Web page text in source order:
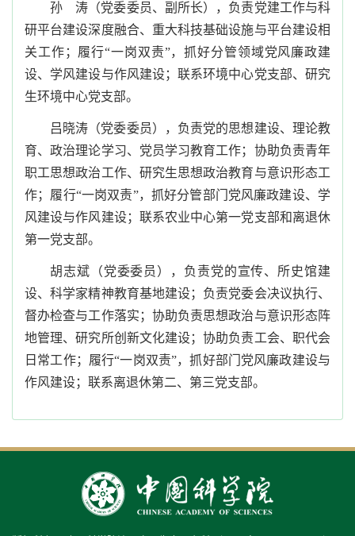
孙 涛（党委委员、副所长），负责党建工作与科
研平台建设深度融合、重大科技基础设施与平台建设相
关工作；履行“一岗双责”，抓好分管领域党风廉政建
设、学风建设与作风建设；联系环境中心党支部、研究
生环境中心党支部。
吕晓涛（党委委员），负责党的思想建设、理论教
育、政治理论学习、党员学习教育工作；协助负责青年
职工思想政治工作、研究生思想政治教育与意识形态工
作；履行“一岗双责”，抓好分管部门党风廉政建设、学
风建设与作风建设；联系农业中心第一党支部和离退休
第一党支部。
胡志斌（党委委员），负责党的宣传、所史馆建
设、科学家精神教育基地建设；负责党委会决议执行、
督办检查与工作落实；协助负责思想政治与意识形态阵
地管理、研究所创新文化建设；协助负责工会、职代会
日常工作；履行“一岗双责”，抓好部门党风廉政建设与
作风建设；联系离退休第二、第三党支部。